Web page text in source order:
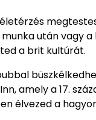
után vagy
a brit kultúrát.
amely a 17.
élvezed a